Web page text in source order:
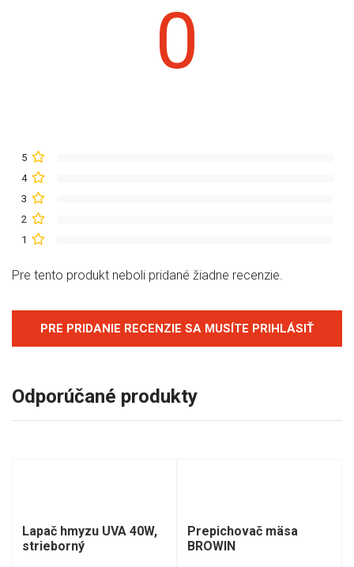
0
5
4
3
2
1
Pre tento produkt neboli pridané žiadne recenzie.
PRE PRIDANIE RECENZIE SA MUSÍTE PRIHLÁSIŤ
Odporúčané produkty
Lapač hmyzu UVA 40W,
strieborný
Prepichovač mäsa
BROWIN